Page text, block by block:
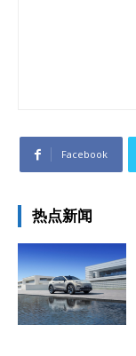
Facebook
热点新闻